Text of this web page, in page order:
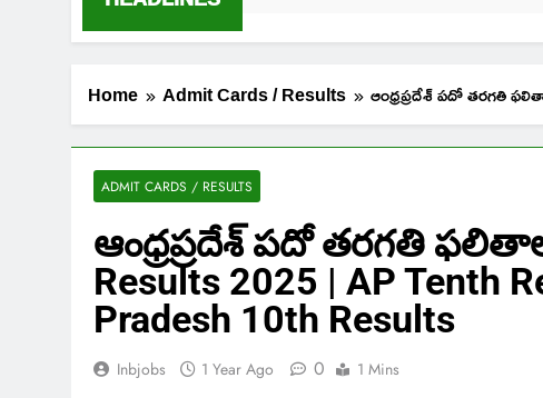
Home Admit Cards / Results ఆంధ్రప్రదేశ్ పదో తరగతి
ADMIT CARDS / RESULTS
ఆంధ్రప్రదేశ్ పదో తరగతి
Results 2025 | AP Tenth
Pradesh 10th Results
Inbjobs 1 Year Ago 0 1 Mins